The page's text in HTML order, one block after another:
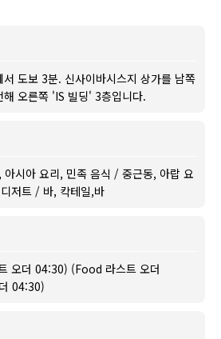
도보 3분. 신사이바시스지 상가를 남쪽
오른쪽 'IS 빌딩' 3층입니다.
시아 요리, 민족 음식 / 중근동, 아랍 요
저트 / 바, 칵테일,바
오더 04:30) (Food 라스트 오더
04:30)